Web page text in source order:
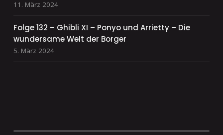
11. März 2024
Folge 132 – Ghibli XI – Ponyo und Arrietty – Die
wundersame Welt der Borger
5. März 2024